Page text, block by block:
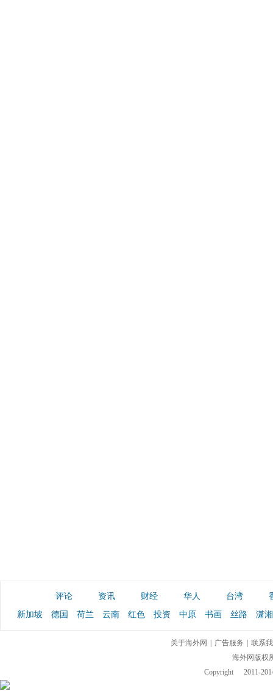
评论 资讯 财经 华人 台湾
新加坡
德国 荷兰 云南 红色 投资 中原 书画 丝路 潇湘
关于海外网 广告服务
联系
海外网版权
Copyright
2011-